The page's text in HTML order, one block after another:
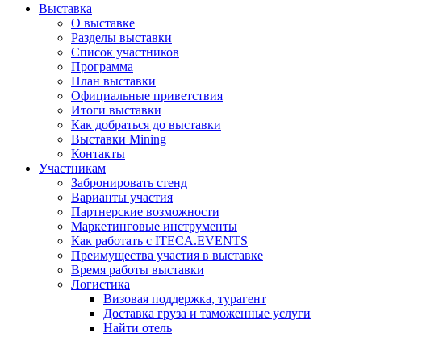
Выставка
О выставке
Разделы выставки
Список участников
Программа
План выставки
Официальные приветствия
Итоги выставки
Как добраться до выставки
Выставки Mining
Контакты
Участникам
Забронировать стенд
Варианты участия
Партнерские возможности
Маркетинговые инструменты
Как работать с ITECA.EVENTS
Преимущества участия в выставке
Время работы выставки
Логистика
Визовая поддержка, турагент
Доставка груза и таможенные услуги
Найти отель